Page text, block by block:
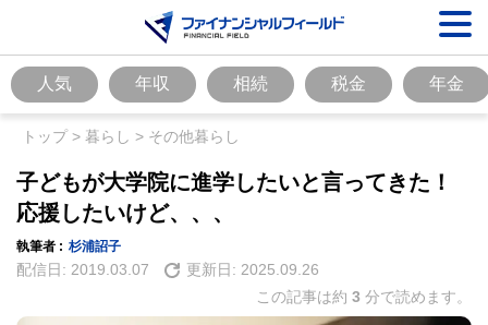
人気 年収 相続 税金 年金
トップ> 暮らし > その他暮らし
子どもが大学院に進学したいと言ってきた！
応援したいけど、、、
執筆者 : 杉浦詔子
配信日: 2019.03.07 更新日: 2025.09.26
この記事は約 3 分で読めます。